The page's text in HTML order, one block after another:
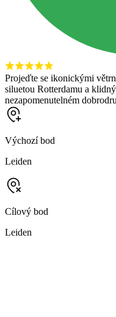
Projeďte se ikonickými
siluetou Rotterdamu a
nezapomenutelném
Výchozí bod
Leiden
Cílový bod
Leiden